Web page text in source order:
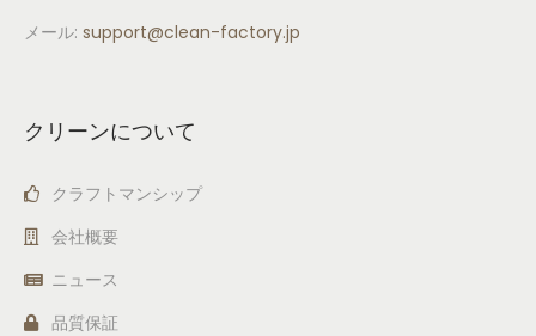
メール: support@clean-factory.jp
クリーンについて
クラフトマンシップ
会社概要
ニュース
品質保証